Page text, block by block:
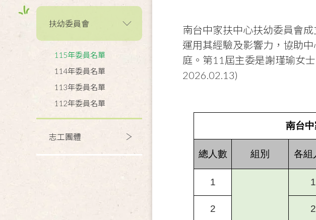
扶幼委員會
115年委員名單
114年委員名單
113年委員名單
112年委員名單
志工團體
南台中家扶中心扶幼委員會
運用其經驗及影響力，協助
庭。第11屆主委是謝瑾瑜女
2026.02.13)
南台
總人數 組別 各組
1
1
2 2